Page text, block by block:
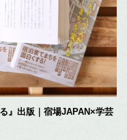
』出版｜宿場JAPAN×学芸